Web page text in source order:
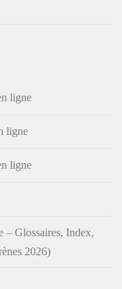
ligne
ligne
ligne
– Glossaires, Index,
2026)